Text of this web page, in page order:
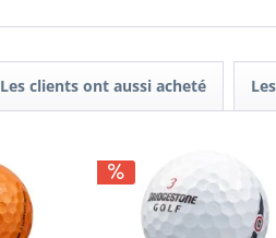
Les clients ont aussi acheté